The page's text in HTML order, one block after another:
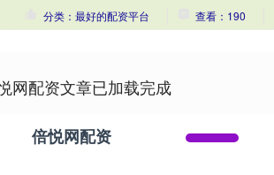
分类：最好的配资平台
查看：190
网配资文章已加载完成
倍悦网配资